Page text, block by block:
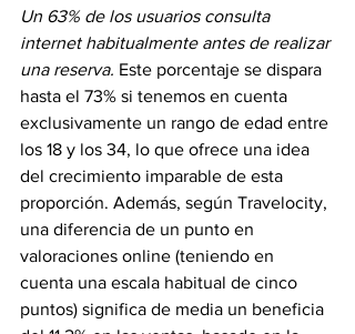
Un 63% de los usuarios consulta
internet habitualmente antes de realizar
una reserva. Este porcentaje se dispara
hasta el 73% si tenemos en cuenta
exclusivamente un rango de edad entre
los 18 y los 34, lo que ofrece una idea
del crecimiento imparable de esta
proporción. Además, según Travelocity,
una diferencia de un punto en
valoraciones online (teniendo en
cuenta una escala habitual de cinco
puntos) significa de media un beneficia